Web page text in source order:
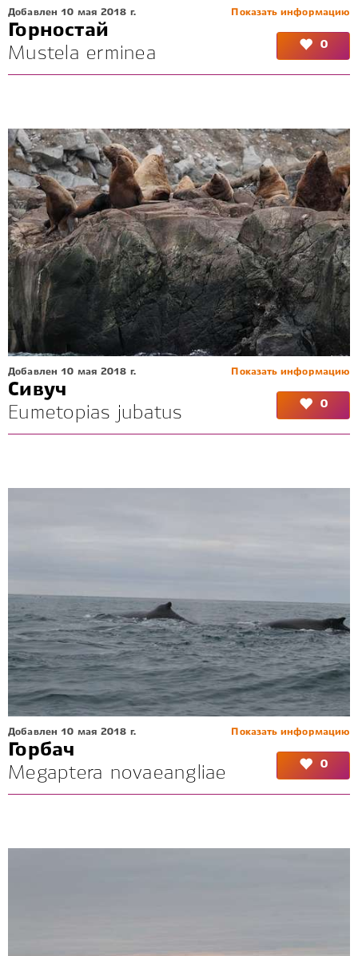
Показать информацию
Добавлен 10 мая 2018 г.
Горностай
Mustela erminea
0
Показать информацию
Добавлен 10 мая 2018 г.
Сивуч
Eumetopias jubatus
0
Показать информацию
Добавлен 10 мая 2018 г.
Горбач
Megaptera novaeangliae
0